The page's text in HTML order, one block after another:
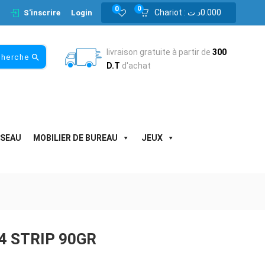
Chariot : 0.000د.ت 0
0
S'inscrire Login
livraison gratuite à partir de 300
D.T d'achat
MOBILIER DE BUREAU JEUX
STRIP 90GR